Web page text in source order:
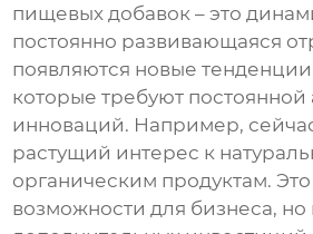
пищевых добавок – это
постоянно развивающаяся
появляются новые
которые требуют постоянной
инноваций. Например,
растущий интерес к
органическим продуктам.
возможности для бизнеса, но